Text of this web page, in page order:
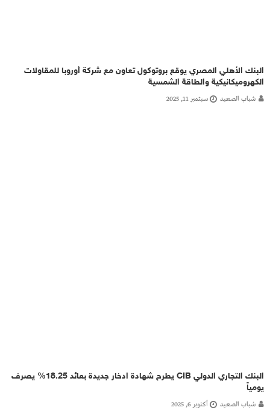
البنك الأهلي المصري يوقع بروتوكول تعاون مع شركة أوروبا للمقاولات
الكهروميكانيكية والطاقة الشمسية
شباب الصعيد سبتمبر 11, 2025
البنك التجاري الدولي CIB يطرح شهادة ادخار جديدة بعائد 18.25% يصرف
يومياً
شباب الصعيد أكتوبر 6, 2025